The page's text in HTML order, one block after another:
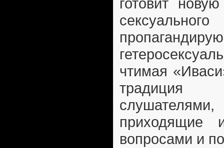
готовит
чтимая
приходящие
вопросами и